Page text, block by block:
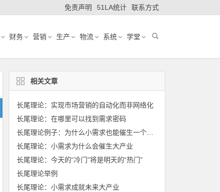
免责声明 51LA统计 联系方式
财务 营销 生产 物流 系统 学堂
相关文章
长尾理论：实现市场营销的自动化而非网络化
长尾理论：在哪里可以找到需求密码
长尾理论例子：为什么小需求也能催生一个大产业
长尾理论：小需求为什么会催生大产业
长尾理论：今天的“冷门”将是明天的“热门”
长尾理论举例
长尾理论：小需求成就未来大产业